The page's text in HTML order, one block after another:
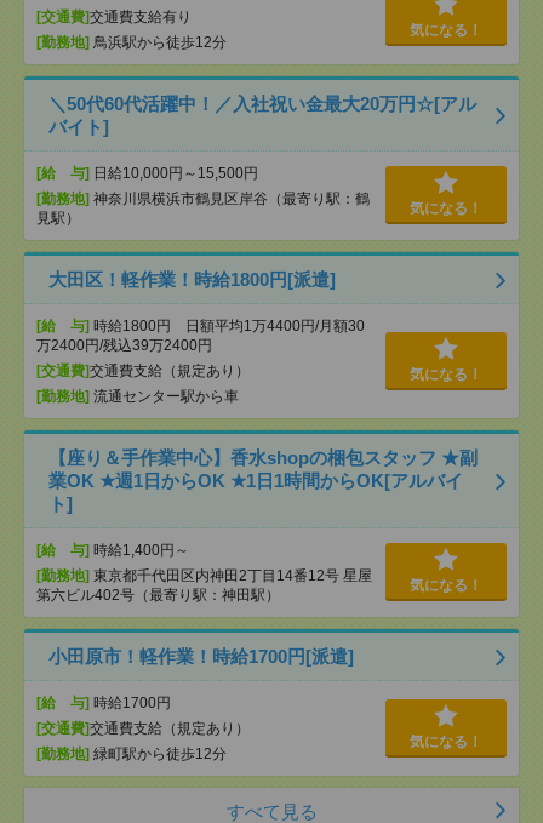
[交通費]交通費支給有り
[勤務地] 鳥浜駅から徒歩12分
気になる！
＼50代60代活躍中！／入社祝い金最大20万円☆[アル
バイト]
[給 与] 日給10,000円～15,500円
[勤務地] 神奈川県横浜市鶴見区岸谷（最寄り駅：鶴
見駅）
気になる！
大田区！軽作業！時給1800円[派遣]
[給 与] 時給1800円 日額平均1万4400円/月額30
万2400円/残込39万2400円
[交通費]交通費支給（規定あり）
[勤務地] 流通センター駅から車
気になる！
【座り＆手作業中心】香水shopの梱包スタッフ ★副
業OK ★週1日からOK ★1日1時間からOK[アルバイ
ト]
[給 与] 時給1,400円～
[勤務地] 東京都千代田区内神田2丁目14番12号 星屋
第六ビル402号（最寄り駅：神田駅）
気になる！
小田原市！軽作業！時給1700円[派遣]
[給 与] 時給1700円
[交通費]交通費支給（規定あり）
[勤務地] 緑町駅から徒歩12分
気になる！
すべて見る